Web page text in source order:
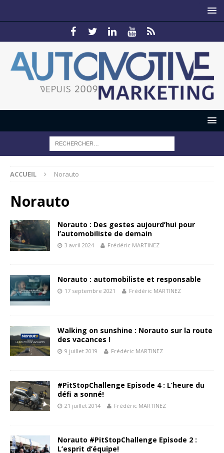
ACCUEIL Norauto
Norauto
Norauto : Des gestes aujourd’hui pour
l’automobiliste de demain
3 avril 2024 Frédéric MARTINEZ
Norauto : automobiliste et responsable
17 septembre 2021 Frédéric MARTINEZ
Walking on sunshine : Norauto sur la route
des vacances !
9 juillet 2019 Frédéric MARTINEZ
#PitStopChallenge Episode 4 : L’heure du
défi a sonné!
21 juillet 2014 Frédéric MARTINEZ
Norauto #PitStopChallenge Episode 2 :
L’esprit d’équipe!